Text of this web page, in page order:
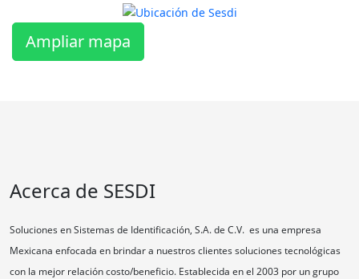
Ampliar mapa
Acerca de SESDI
Soluciones en Sistemas de Identificación, S.A. de C.V. es una empresa
Mexicana enfocada en brindar a nuestros clientes soluciones tecnológicas
con la mejor relación costo/beneficio. Establecida en el 2003 por un grupo